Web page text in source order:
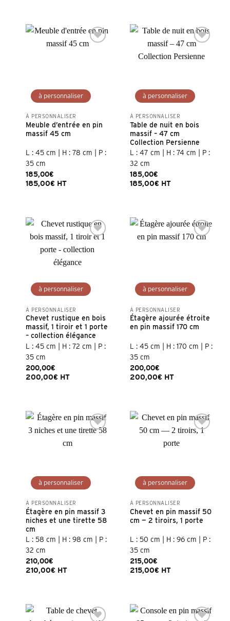
À PERSONNALISER
Meuble d’entrée en pin
massif 45 cm
L : 45 cm | H : 78 cm | P :
35 cm
185,00€
185,00€ HT
À PERSONNALISER
Table de nuit en bois
massif – 47 cm
Collection Persienne
L : 47 cm | H : 74 cm | P :
32 cm
185,00€
185,00€ HT
À PERSONNALISER
Chevet rustique en bois
massif, 1 tiroir et 1 porte
– collection élégance
L : 45 cm | H : 72 cm | P :
35 cm
200,00€
200,00€ HT
À PERSONNALISER
Étagère ajourée étroite
en pin massif 170 cm
L : 45 cm | H : 170 cm | P :
35 cm
200,00€
200,00€ HT
À PERSONNALISER
Étagère en pin massif 3
niches et une tirette 58
cm
L : 58 cm | H : 98 cm | P :
32 cm
210,00€
210,00€ HT
À PERSONNALISER
Chevet en pin massif 50
cm — 2 tiroirs, 1 porte
L : 50 cm | H : 96 cm | P :
35 cm
215,00€
215,00€ HT